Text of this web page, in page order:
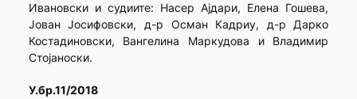
Ивановски и судиите: Насер Ајдари, Елена Гошева,
Јован Јосифовски, д-р Осман Кадриу, д-р Дарко
Костадиновски, Вангелина Маркудова и Владимир
Стојаноски.
У.бр.11/2018